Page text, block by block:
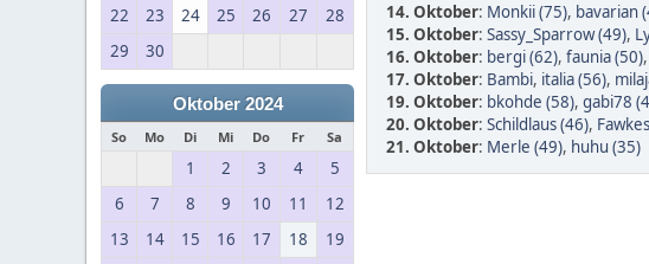
22
23 24 25 26 27
28
29
30
Oktober 2024
So Mo Di Mi Do Fr Sa
1 2 3 4
5
6
7 8 9 10 11
12
13
14 15 16 17 18 19
14. Oktober: Monkii (75), bavarian
15. Oktober: Sassy_Sparrow (49),
16. Oktober: bergi (62), faunia (50),
17. Oktober: Bambi, italia (56),
19. Oktober: bkohde (58), gabi78
20. Oktober: Schildlaus (46),
21. Oktober: Merle (49), huhu (35)